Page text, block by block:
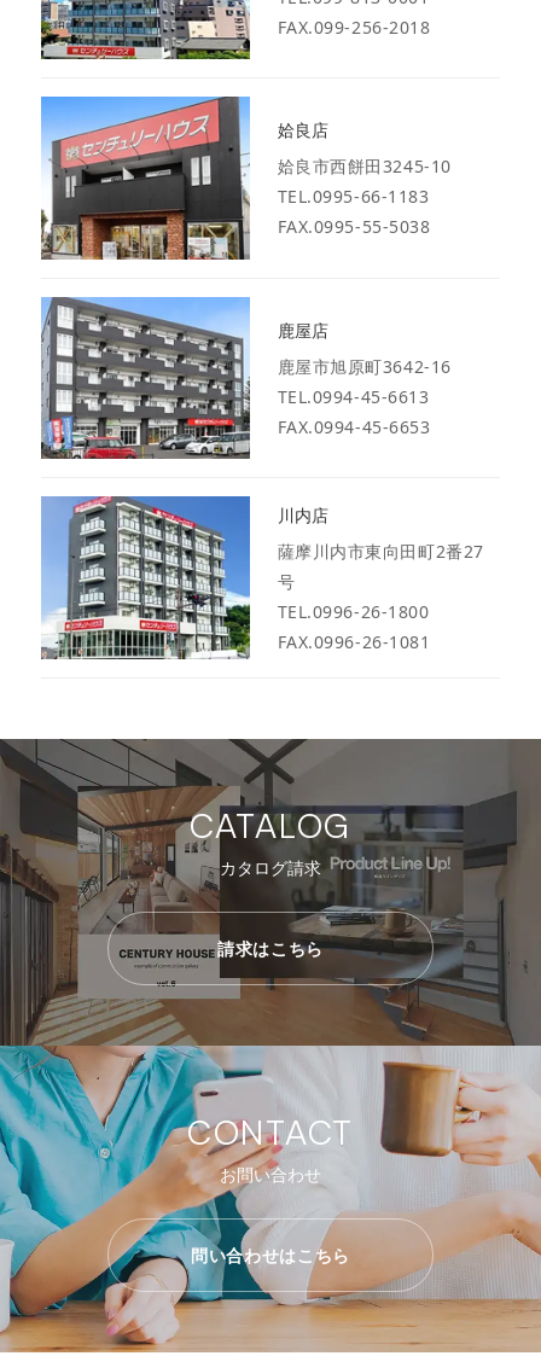
FAX.099-256-2018
姶良店
姶良市西餅田3245-10
TEL.0995-66-1183
FAX.0995-55-5038
鹿屋店
鹿屋市旭原町3642-16
TEL.0994-45-6613
FAX.0994-45-6653
川内店
薩摩川内市東向田町2番27
号
TEL.0996-26-1800
FAX.0996-26-1081
CATALOG
カタログ請求
請求はこちら
CONTACT
お問い合わせ
問い合わせはこちら